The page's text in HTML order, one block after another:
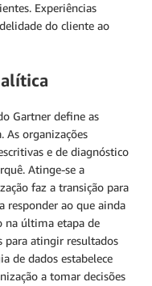
Experiências
do cliente ao
Gartner define as
As organizações
e de diagnóstico
Atinge-se a
faz a transição para
responder ao que ainda
na última etapa de
para atingir resultados
de dados estabelece
a tomar decisões